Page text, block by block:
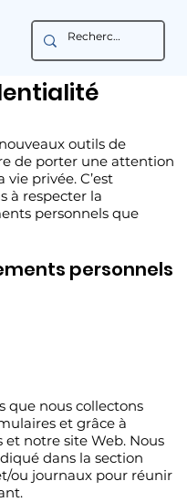
outils de
de porter une attention
privée. C’est
à respecter la
personnels que
personnels
que nous collectons
et grâce à
et notre site Web. Nous
dans la section
ou journaux pour réunir